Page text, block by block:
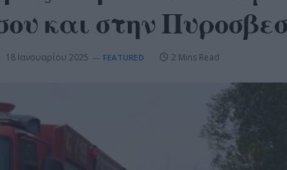
και στην
18 Ιανουαρίου 2025 FEATURED 2 Mins Read